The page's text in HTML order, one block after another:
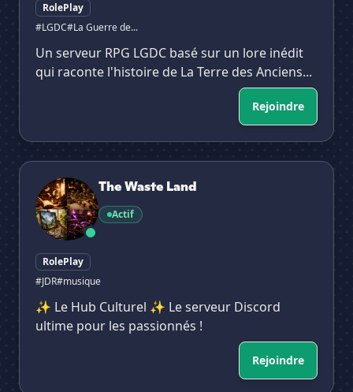
RolePlay
#LGDC#La Guerre de...
Un serveur RPG LGDC basé sur un lore inédit
qui raconte l'histoire de La Terre des Anciens...
Rejoindre
The Waste Land
The Waste Land
Actif
RolePlay
#JDR#musique
✨ Le Hub Culturel ✨ Le serveur Discord
ultime pour les passionnés !
Rejoindre